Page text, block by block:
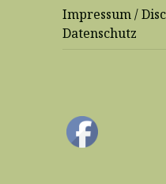
Impressum /
Datenschutz